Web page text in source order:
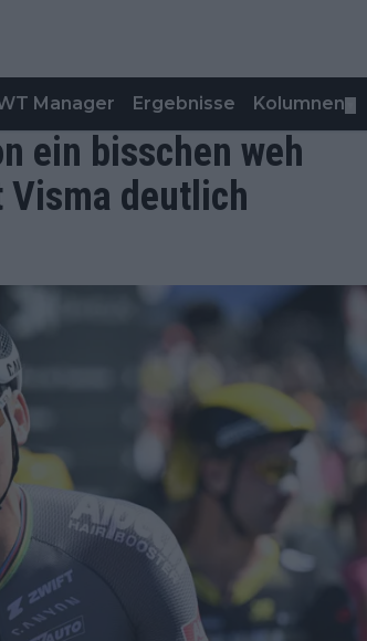
Manager Ergebnisse Kolumnen
ein bisschen weh
Visma deutlich